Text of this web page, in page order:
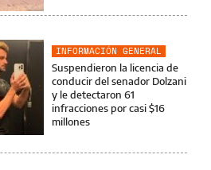
INFORMACIÓN GENERAL
Suspendieron la licencia de
conducir del senador Dolzani
y le detectaron 61
infracciones por casi $16
millones